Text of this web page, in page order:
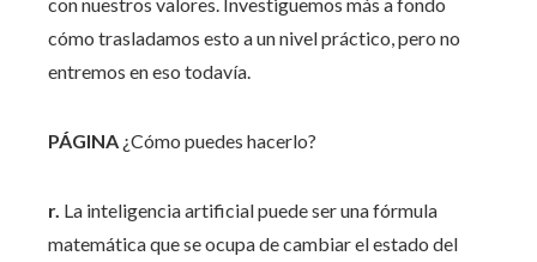
cómo trasladamos esto a un nivel práctico, pero no
entremos en eso todavía.
PÁGINA ¿Cómo puedes hacerlo?
r. La inteligencia artificial puede ser una fórmula
matemática que se ocupa de cambiar el estado del